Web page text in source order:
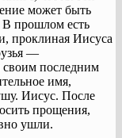
может быть
В прошлом есть
проклиная Иисуса
—
последним
имя,
Иисус. После
прощения,
ушли.